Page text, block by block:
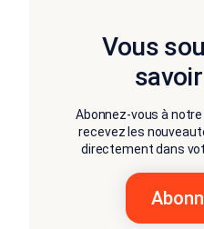
Vous
Abonnez-vous à
recevez les
directement dans